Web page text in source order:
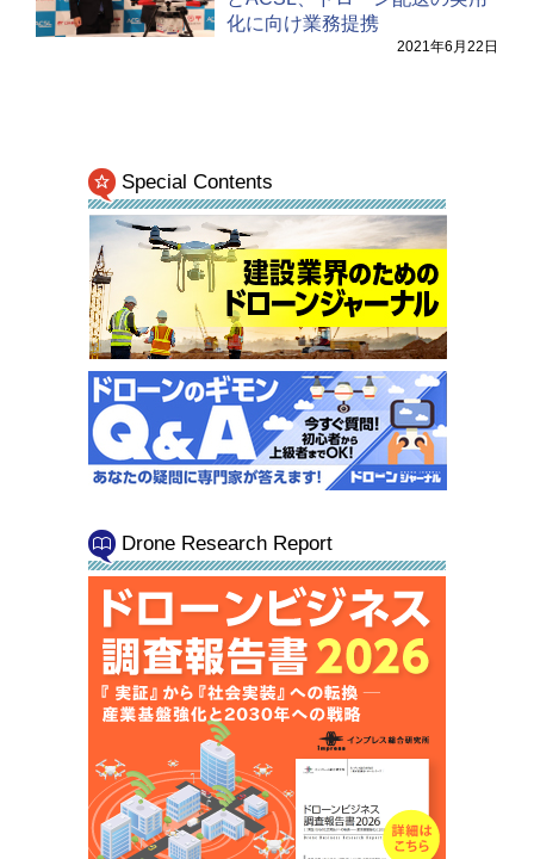
化に向け業務提携
2021年6月22日
Special Contents
Drone Research Report